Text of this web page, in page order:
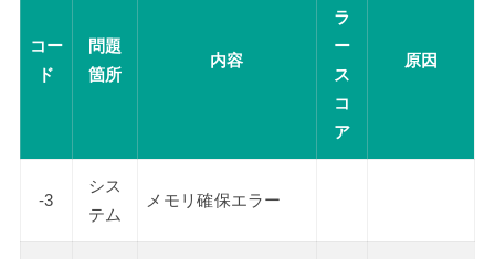
コー
ド
問題
箇所
内容
ラ
ー
ス
コ
ア
原因
-3
シス
テム
メモリ確保エラー